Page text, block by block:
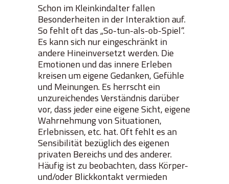
Schon im Kleinkindalter fallen
Besonderheiten in der Interaktion auf.
So fehlt oft das „So-tun-als-ob-Spiel“.
Es kann sich nur eingeschränkt in
andere Hineinversetzt werden. Die
Emotionen und das innere Erleben
kreisen um eigene Gedanken, Gefühle
und Meinungen. Es herrscht ein
unzureichendes Verständnis darüber
vor, dass jeder eine eigene Sicht, eigene
Wahrnehmung von Situationen,
Erlebnissen, etc. hat. Oft fehlt es an
Sensibilität bezüglich des eigenen
privaten Bereichs und des anderer.
Häufig ist zu beobachten, dass Körper-
und/oder Blickkontakt vermieden